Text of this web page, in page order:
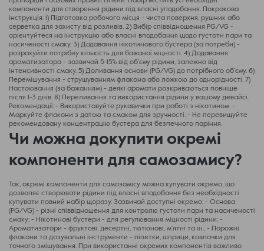
компоненти для створення рідини під власні уподобання. Покрокова
інструкція: 1) Підготовка робочого місця - чиста поверхня, рушник або
серветка для захисту від розливів. 2) Вибір співвідношення PG/VG -
орієнтуйтеся на інструкцію або власні вподобання щодо густоти пари та
насиченості смаку. 3) Додавання нікотинового бустера (за потреби) -
розрахуйте потрібну кількість для бажаної міцності. 4) Додавання
ароматизатора - зазвичай 5-15% від об’єму рідини, залежно від
інтенсивності смаку. 5) Доливання основи (PG/VG) до потрібного об’єму. 6)
Перемішування - струшуванням флакона або ложкою до однорідності. 7)
Настоювання (за бажанням) - деякі аромати розкриваються повніше
після 1-3 днів. 8) Переливання та використання рідини у вашому девайсі.
Рекомендації: - Використовуйте рукавички при роботі з нікотином. -
Маркуйте флакони з датою та смаком для зручності. - Не перевищуйте
рекомендовану концентрацію бустера для безпечного паріння.
Чи можна докупити окремі
компоненти для самозамису?
Так, окремі компоненти для самозамісу можна купувати окремо, що
дозволяє створювати рідини під власні вподобання без необхідності
купувати повний набір щоразу. Зазвичай доступні окремо: - Основа
(PG/VG) - різні співвідношення для контролю густоти пари та насиченості
смаку; - Нікотинові бустери - для регулювання міцності рідини; -
Ароматизатори - фруктові, десертні, тютюнові, м’ятні та ін.; - Порожні
флакони та дозувальні інструменти - піпетки, шприци, ковпачки для
точного змішування. При використанні окремих компонентів важливо